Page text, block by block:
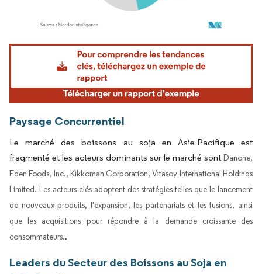
Image © Mordor Intelligence. La réutilisation nécessite une attribution sous CC BY
Paysage Concurrentiel
Le marché des boissons au soja en Asie-Pacifique est
fragmenté et les acteurs dominants sur le marché sont Danone,
Eden Foods, Inc., Kikkoman Corporation, Vitasoy International Holdings
Limited. Les acteurs clés adoptent des stratégies telles que le lancement
de nouveaux produits, l'expansion, les partenariats et les fusions, ainsi
que les acquisitions pour répondre à la demande croissante des
consommateurs..
Leaders du Secteur des Boissons au Soja en